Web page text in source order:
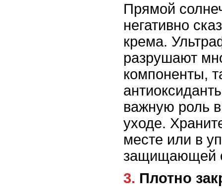
Прямой
негативно
крема.
разрушают
компоненты,
важную роль
уходе.
месте или в
защищающей
3. Плотно